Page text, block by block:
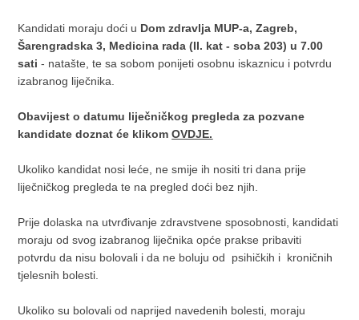
Kandidati moraju doći u Dom zdravlja MUP-a, Zagreb,
Šarengradska 3, Medicina rada (II. kat - soba 203) u 7.00
sati- natašte, te sa sobom ponijeti osobnu iskaznicu i potvrdu
izabranog liječnika.
Obavijest o datumu liječničkog pregleda za pozvane
kandidate doznat će klikom OVDJE.
Ukoliko kandidat nosi leće, ne smije ih nositi tri dana prije
liječničkog pregleda te na pregled doći bez njih.
Prije dolaska na utvrđivanje zdravstvene sposobnosti, kandidati
moraju od svog izabranog liječnika opće prakse pribaviti
potvrdu da nisu bolovali i da ne boluju od psihičkih i kroničnih
tjelesnih bolesti.
Ukoliko su bolovali od naprijed navedenih bolesti, moraju